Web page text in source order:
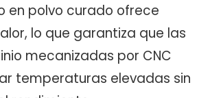
en polvo curado ofrece
lo que garantiza que las
mecanizadas por CNC
temperaturas elevadas sin